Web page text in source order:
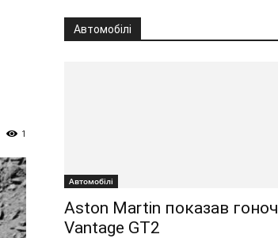
1
Автомобілі
Автомобілі
Aston Martin показав
Vantage GT2